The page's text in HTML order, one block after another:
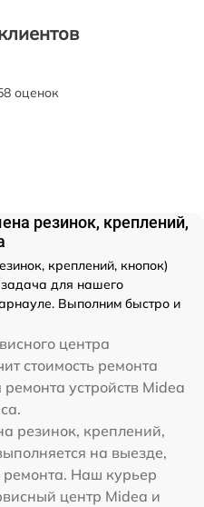
оценок
резинок, креплений,
креплений, кнопок)
для нашего
Выполним быстро и
центра
стоимость ремонта
устройств Midea
резинок, креплений,
на выезде,
ремонта. Наш курьер
центр Midea и